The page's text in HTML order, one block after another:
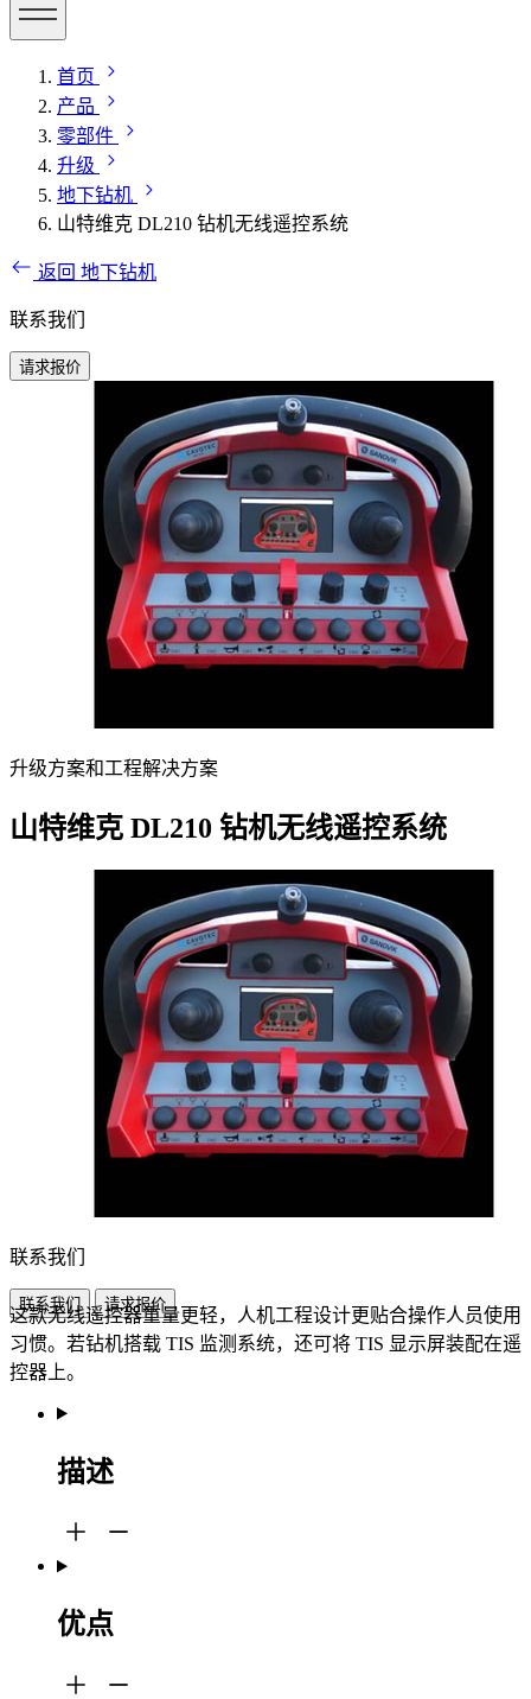
首页
产品
零部件
升级
地下钻机
山特维克 DL210 钻机无线遥控系统
返回 地下钻机
联系我们
请求报价
升级方案和工程解决方案
山特维克 DL210 钻机无线遥控系统
联系我们
联系我们 请求报价
这款无线遥控器重量更轻，人机工程设计更贴合操作人员使用
习惯。若钻机搭载 TIS 监测系统，还可将 TIS 显示屏装配在遥
控器上。
描述
优点